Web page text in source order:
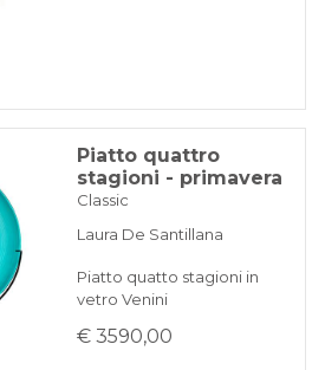
Piatto quattro
stagioni - primavera
Classic
Laura De Santillana
Piatto quatto stagioni in
vetro Venini
€ 3590,00